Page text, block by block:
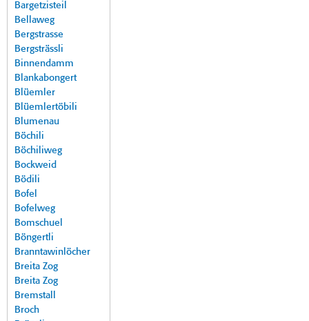
Bargetzisteil
Bellaweg
Bergstrasse
Bergsträssli
Binnendamm
Blankabongert
Blüemler
Blüemlertöbili
Blumenau
Böchili
Böchiliweg
Bockweid
Bödili
Bofel
Bofelweg
Bomschuel
Böngertli
Branntawinlöcher
Breita Zog
Breita Zog
Bremstall
Broch